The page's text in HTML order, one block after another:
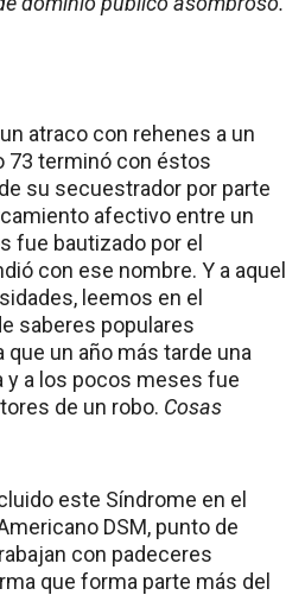
atraco con rehenes a un
73 terminó con éstos
su secuestrador por parte
afectivo entre un
fue bautizado por el
con ese nombre. Y a aquel
leemos en el
saberes populares
un año más tarde una
a los pocos meses fue
de un robo. Cosas
este Síndrome en el
DSM, punto de
con padeceres
que forma parte más del